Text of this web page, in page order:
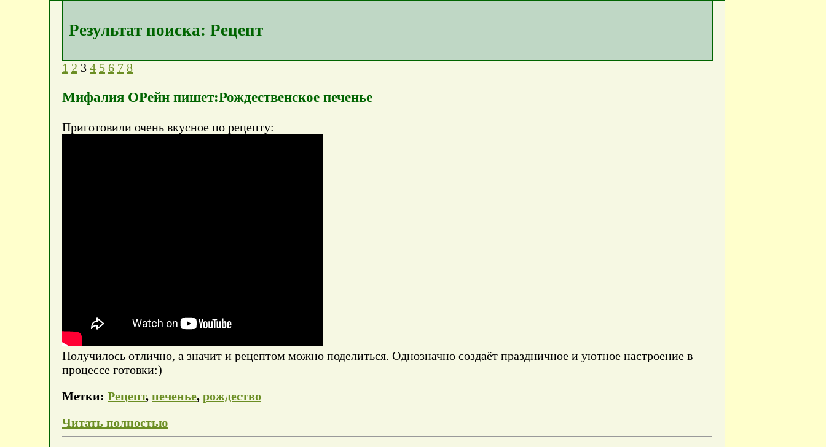
Результат поиска: Рецепт
1 2 3 4 5 6 7 8
Мифалия ОРейн пишет:Рождественское печенье
Приготовили очень вкусное по рецепту:
Получилось отлично, а значит и рецептом можно поделиться. Однозначно создаёт праздничное и уютное настроение в
процессе готовки:)
Метки: Рецепт, печенье, рождество
Читать полностью